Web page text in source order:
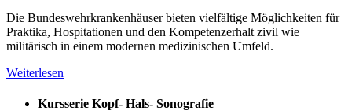
Die Bundeswehrkrankenhäuser bieten vielfältige Möglichkeiten für
Praktika, Hospitationen und den Kompetenzerhalt zivil wie
militärisch in einem modernen medizinischen Umfeld.
Weiterlesen
Kursserie Kopf- Hals- Sonografie